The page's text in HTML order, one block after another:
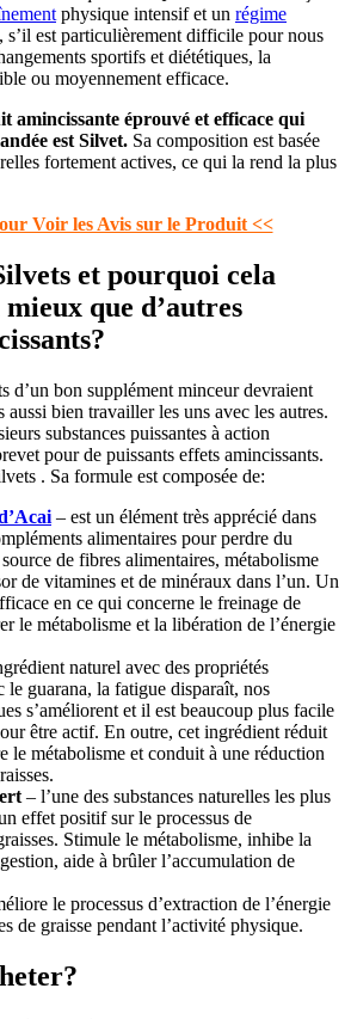
physique intensif et un régime
s’il est particulièrement difficile pour nous
sportifs et diététiques, la
ou moyennement efficace.
amincissante éprouvé et efficace qui
est Silvet. Sa composition est basée
fortement actives, ce qui la rend la plus
Voir les Avis sur le Produit <<
et pourquoi cela
que d’autres
d’un bon supplément minceur devraient
bien travailler les uns avec les autres.
substances puissantes à action
pour de puissants effets amincissants.
. Sa formule est composée de:
– est un élément très apprécié dans
alimentaires pour perdre du
de fibres alimentaires, métabolisme
de vitamines et de minéraux dans l’un. Un
en ce qui concerne le freinage de
le métabolisme et la libération de l’énergie
naturel avec des propriétés
le guarana, la fatigue disparaît, nos
s’améliorent et il est beaucoup plus facile
être actif. En outre, cet ingrédient réduit
le métabolisme et conduit à une réduction
– l’une des substances naturelles les plus
effet positif sur le processus de
Stimule le métabolisme, inhibe la
aide à brûler l’accumulation de
le processus d’extraction de l’énergie
de graisse pendant l’activité physique.